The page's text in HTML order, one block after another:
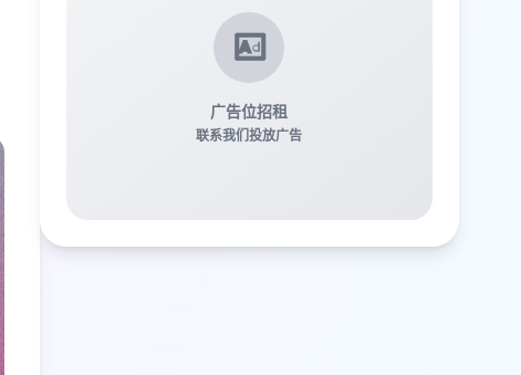
广告位招租
联系我们投放广告